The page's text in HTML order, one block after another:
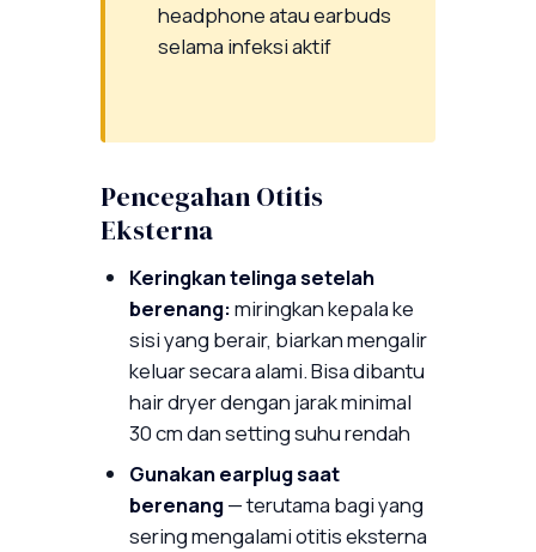
headphone atau earbuds
selama infeksi aktif
Pencegahan Otitis
Eksterna
Keringkan telinga setelah
berenang:miringkan kepala ke
sisi yang berair, biarkan mengalir
keluar secara alami. Bisa dibantu
hair dryer dengan jarak minimal
30 cm dan setting suhu rendah
Gunakan earplug saat
berenang— terutama bagi yang
sering mengalami otitis eksterna